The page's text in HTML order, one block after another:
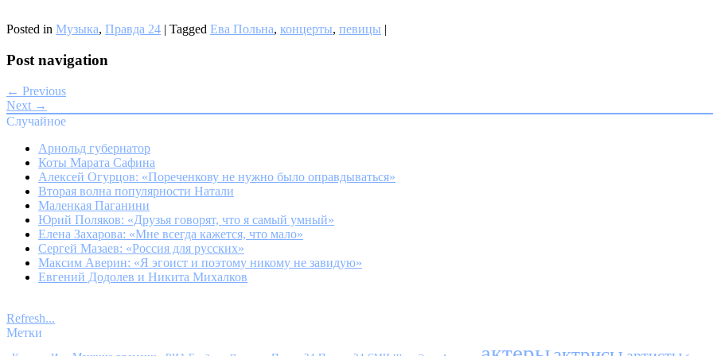
Posted in Музыка, Правда 24 | Tagged Ева Польна, концерты, певицы |
Post navigation
← Previous
Next →
Случайное
Арнольд губернатор
Коты Марата Сафина
Алексей Огурцов: «Пореченкову не нужно было оправдываться»
Вторая волна популярности Натали
Маленкая Паганини
Юрий Поляков: «Друзья говорят, что я самый умный»
Елена Захарова: «Мне всегда кажется, что мало»
Сергей Мазаев: «Россия для русских»
Максим Аверин: «Я эгоист и поэтому никому не завидую»
Евгений Додолев и Никита Михалков
Refresh...
Метки